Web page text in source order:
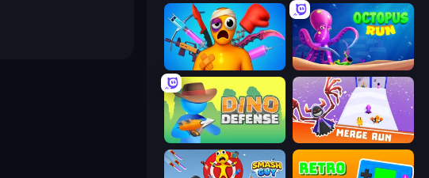
Fun Ragdoll Challenge! OctopusRun
Dino Defense Merge Run